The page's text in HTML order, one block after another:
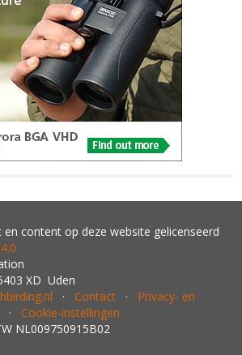
content op deze website gelicenseerd
XD Uden
· Contact · Privacy- en
· Cookie-instellingen
NL009750915B02